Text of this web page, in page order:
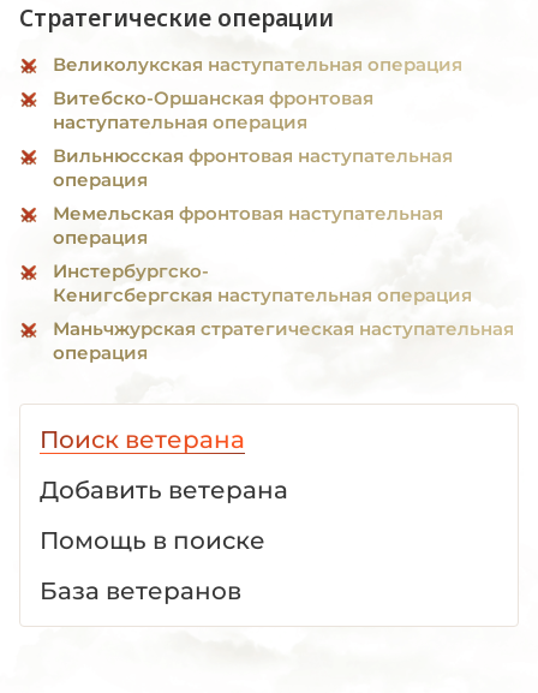
Стратегические операции
Великолукская наступательная операция
Витебско-Оршанская фронтовая
наступательная операция
Вильнюсская фронтовая наступательная
операция
Мемельская фронтовая наступательная
операция
Инстербургско-
Кенигсбергская наступательная операция
Маньчжурская стратегическая наступательная
операция
Поиск ветерана
Добавить ветерана
Помощь в поиске
База ветеранов